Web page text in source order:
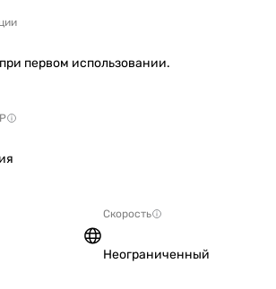
первом использовании.
Скорость
Неограниченный